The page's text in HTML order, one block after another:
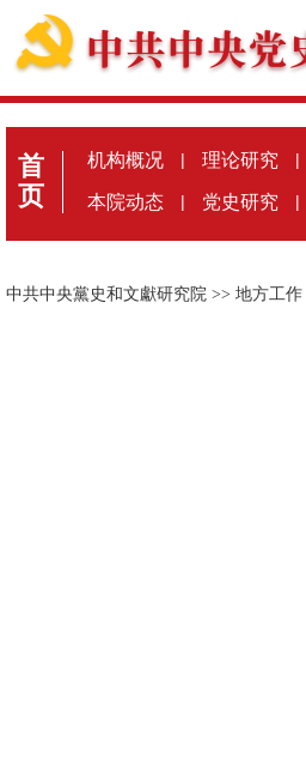
首
页
机构概况 | 理论研究 |
本院动态 | 党史研究 |
中共中央黨史和文獻研究院 >> 地方工作